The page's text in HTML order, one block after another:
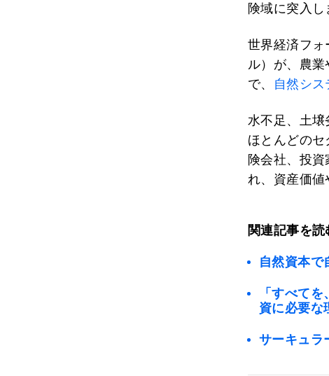
険域に突入し
世界経済フォ
ル）が、農
で、
自然シ
水不足、土
ほとんどの
険会社、投
れ、資産価値
関連記事を読
自然資本で
「すべて
資に必要な
サーキュラ